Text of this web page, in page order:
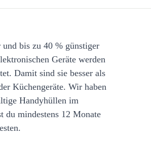
bis zu 40 % günstiger
Geräte werden
Damit sind sie besser als
Küchengeräte. Wir haben
Handyhüllen im
du mindestens 12 Monate